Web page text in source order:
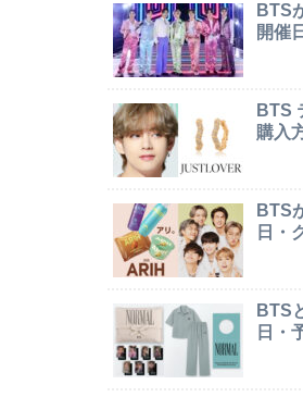
BTS
開催
BTS
購入
BTS
日・
BTS
日・